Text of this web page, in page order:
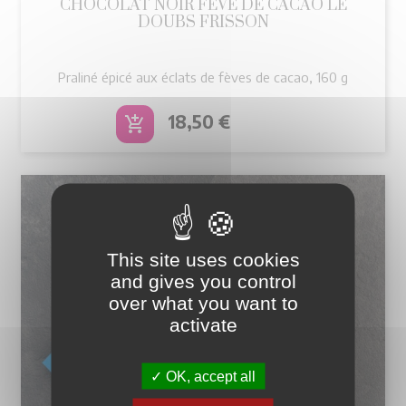
CHOCOLAT NOIR FÈVE DE CACAO LE
DOUBS FRISSON
Praliné épicé aux éclats de fèves de cacao, 160 g
add_shopping_cart Prix
18,50 €
This site uses cookies
and gives you control
over what you want to
activate
OK, accept all